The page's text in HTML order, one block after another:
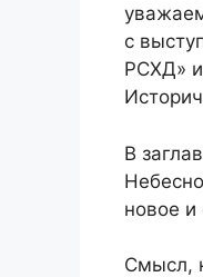
с
РСХД»
В
новое
Смысл,